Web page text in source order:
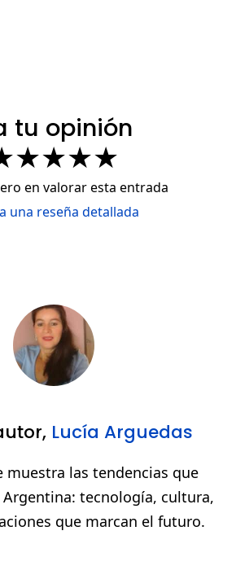
tu opinión
★★★★
en valorar esta entrada
una reseña detallada
Lucía Arguedas
muestra las tendencias que
tecnología, cultura,
que marcan el futuro.